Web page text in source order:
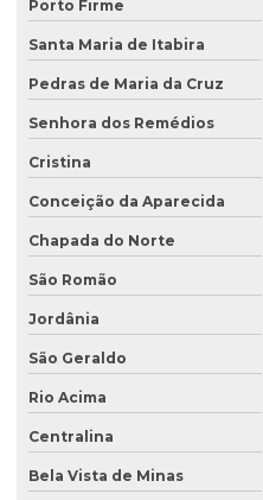
Porto Firme
Santa Maria de Itabira
Pedras de Maria da Cruz
Senhora dos Remédios
Cristina
Conceição da Aparecida
Chapada do Norte
São Romão
Jordânia
São Geraldo
Rio Acima
Centralina
Bela Vista de Minas